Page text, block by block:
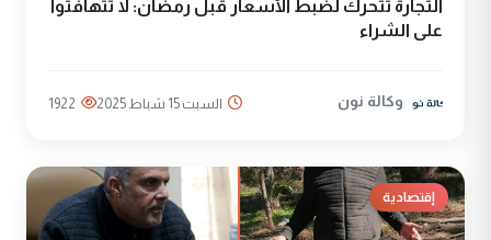
التجارة تتحرك لضبط الأسعار قبل رمضان: لا تتهافتوا
على الشراء
وكالة نون السبت 15 شباط 2025 1922
إقتصادية